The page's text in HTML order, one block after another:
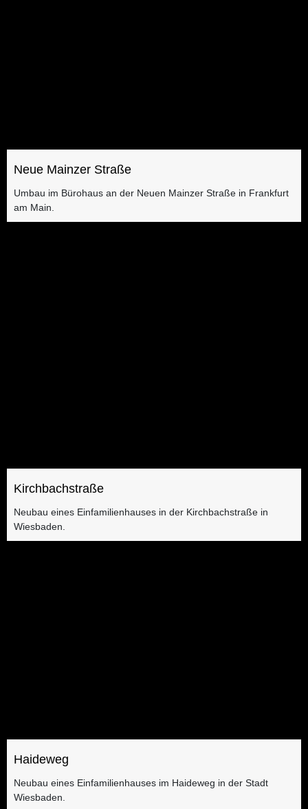
Neue Mainzer Straße
Umbau im Bürohaus an der Neuen Mainzer Straße in Frankfurt
am Main.
Kirchbachstraße
Neubau eines Einfamilienhauses in der Kirchbachstraße in
Wiesbaden.
Haideweg
Neubau eines Einfamilienhauses im Haideweg in der Stadt
Wiesbaden.